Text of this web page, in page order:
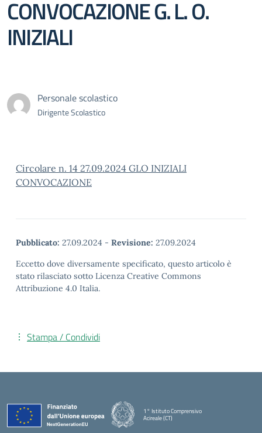
CONVOCAZIONE G. L. O.
INIZIALI
Personale scolastico
Dirigente Scolastico
Circolare n. 14 27.09.2024 GLO INIZIALI
CONVOCAZIONE
Pubblicato: 27.09.2024 - Revisione: 27.09.2024
Eccetto dove diversamente specificato, questo articolo è
stato rilasciato sotto Licenza Creative Commons
Attribuzione 4.0 Italia.
Stampa / Condividi
1° Istituto Comprensivo
Acireale (CT)